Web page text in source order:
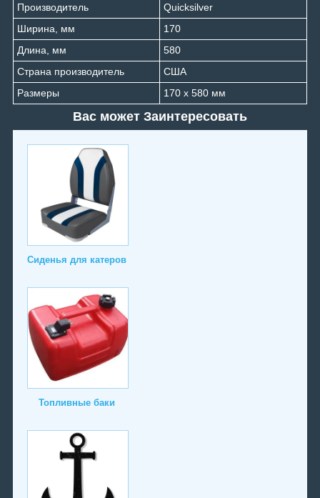
Производитель
Quicksilver
Ширина, мм
170
Длина, мм
580
Страна производитель
США
Размеры
170 x 580 мм
Вас может Заинтересовать
Сиденья для катеров
Топливные баки